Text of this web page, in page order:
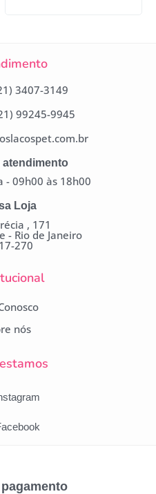
3407-3149
99245-9945
atendimento
- 09h00 às 18h00
Loja
, 171
- Rio de Janeiro
270
nós